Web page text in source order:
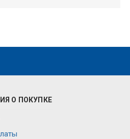
О ПОКУПКЕ